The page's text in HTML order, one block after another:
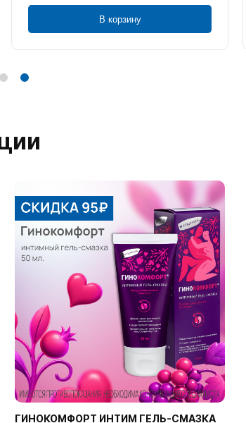
В корзину
ГИНОКОМФОРТ ИНТИМ ГЕЛЬ-СМАЗКА